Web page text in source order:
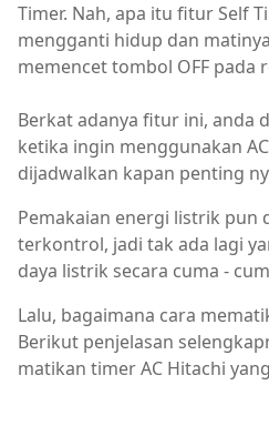
Timer. Nah, apa itu fitur Self
mengganti hidup dan
memencet tombol OFF pada
Berkat adanya fitur ini, anda
ketika ingin menggunakan
dijadwalkan kapan penting
Pemakaian energi listrik pun
terkontrol, jadi tak ada lagi
daya listrik secara cuma -
Lalu, bagaimana cara
Berikut penjelasan
matikan timer AC Hitachi